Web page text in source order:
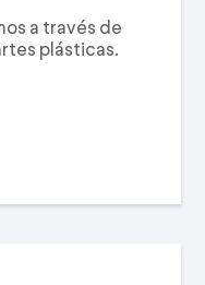
a través de
plásticas.